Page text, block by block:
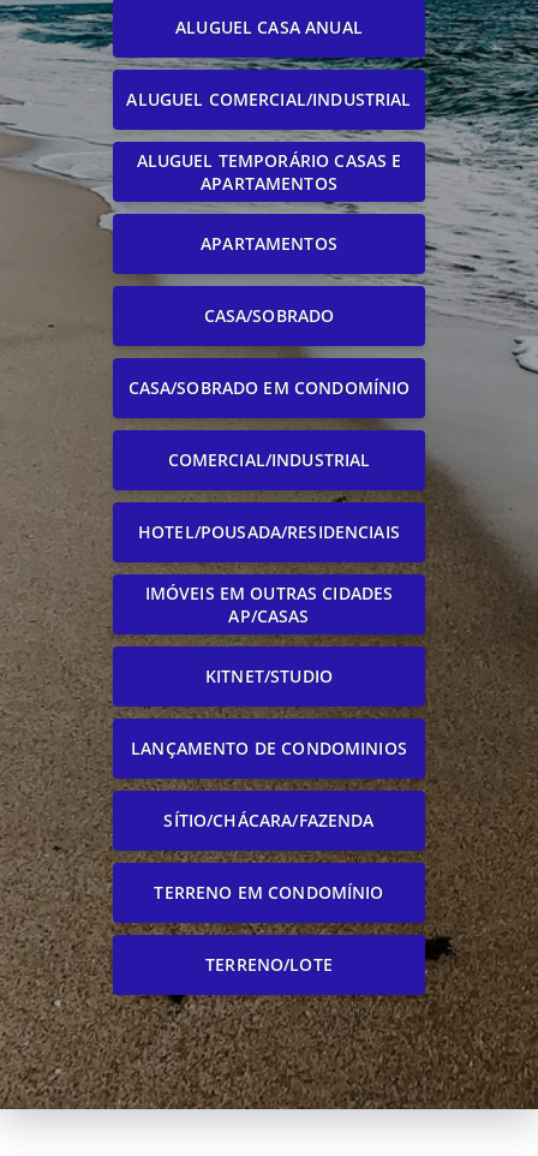
ALUGUEL CASA ANUAL
ALUGUEL COMERCIAL/INDUSTRIAL
ALUGUEL TEMPORÁRIO CASAS E
APARTAMENTOS
APARTAMENTOS
CASA/SOBRADO
CASA/SOBRADO EM CONDOMÍNIO
COMERCIAL/INDUSTRIAL
HOTEL/POUSADA/RESIDENCIAIS
IMÓVEIS EM OUTRAS CIDADES
AP/CASAS
KITNET/STUDIO
LANÇAMENTO DE CONDOMINIOS
SÍTIO/CHÁCARA/FAZENDA
TERRENO EM CONDOMÍNIO
TERRENO/LOTE